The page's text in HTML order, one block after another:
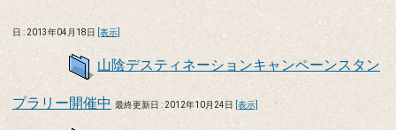
日 : 2013年04月18日 [表示]
山陰デスティネーションキャンペーンスタン
プラリー開催中 最終更新日 : 2012年10月24日 [表示]